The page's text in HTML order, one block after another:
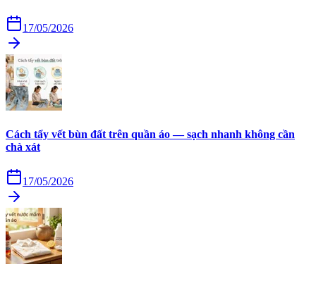
17/05/2026
Cách tẩy vết bùn đất trên quần áo — sạch nhanh không cần
chà xát
17/05/2026